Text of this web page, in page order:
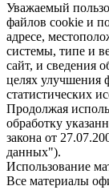
Уважаемый
файлов cookie и
адресе,
системы, типе и
сайт, и сведения
целях улучшения
статистических
Продолжая
обработку
закона от
данных").
Использование
Все материалы